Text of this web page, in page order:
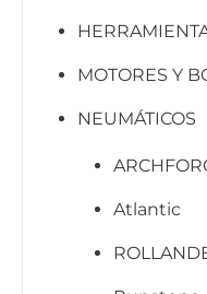
MOTORES Y
NEUMÁTICOS
Atlantic